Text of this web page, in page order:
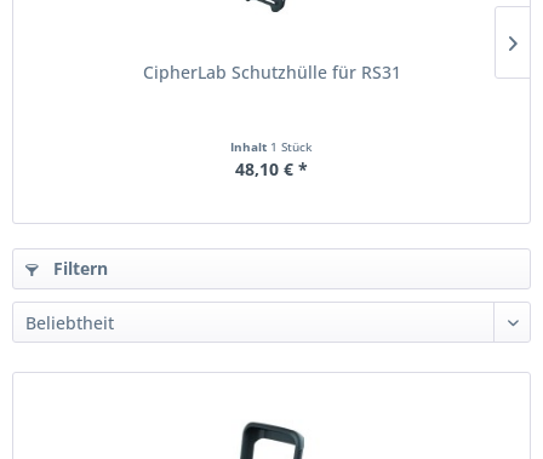
CipherLab Schutzhülle für RS31
Inhalt 1 Stück
48,10 € *
Filtern